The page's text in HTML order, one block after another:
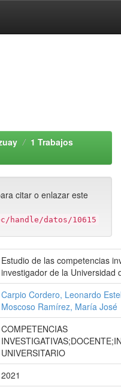
1 Trabajos
citar o enlazar este
handle/datos/10615
Estudio de las competencias
investigador de la Universidad
Carpio Cordero, Leonardo
Moscoso Ramírez, María José
COMPETENCIAS
UNIVERSITARIO
2021